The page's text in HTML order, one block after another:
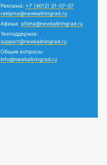
Реклама: +7 (4012) 31-07-07
reklama@newkaliningrad.ru
Афиша: afisha@newkaliningrad.ru
Техподдержка:
support@newkaliningrad.ru
Общие вопросы:
info@newkaliningrad.ru